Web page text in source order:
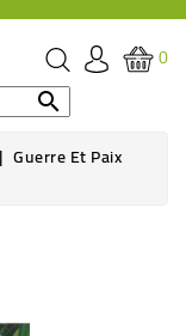
0

Guerre Et Paix